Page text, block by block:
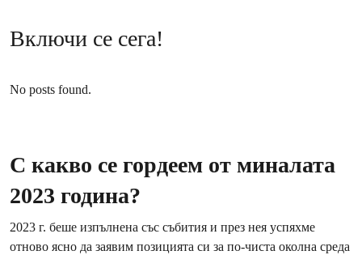
Включи се сега!
No posts found.
С какво се гордеем от миналата
2023 година?
2023 г. беше изпълнена със събития и през нея успяхме
отново ясно да заявим позицията си за по-чиста околна среда